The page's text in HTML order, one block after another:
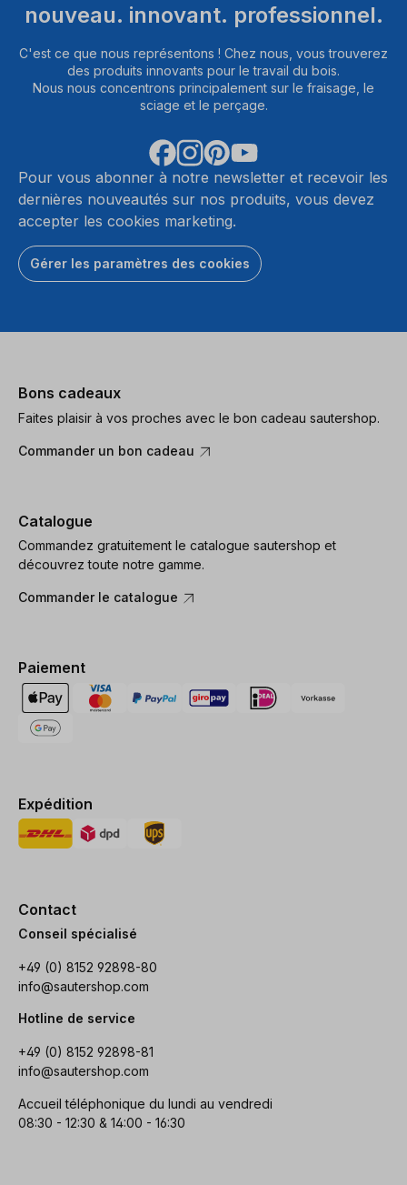
nouveau. innovant. professionnel.
C'est ce que nous représentons ! Chez nous, vous trouverez
des produits innovants pour le travail du bois.
Nous nous concentrons principalement sur le fraisage, le
sciage et le perçage.
Pour vous abonner à notre newsletter et recevoir les
dernières nouveautés sur nos produits, vous devez
accepter les cookies marketing.
Gérer les paramètres des cookies
Bons cadeaux
Faites plaisir à vos proches avec le bon cadeau sautershop.
Commander un bon cadeau
Catalogue
Commandez gratuitement le catalogue sautershop et
découvrez toute notre gamme.
Commander le catalogue
Paiement
Expédition
Contact
Conseil spécialisé
+49 (0) 8152 92898-80
info@sautershop.com
Hotline de service
+49 (0) 8152 92898-81
info@sautershop.com
Accueil téléphonique du lundi au vendredi
08:30 - 12:30 & 14:00 - 16:30